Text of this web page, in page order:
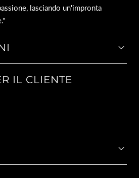
lasciando un'impronta
IL CLIENTE